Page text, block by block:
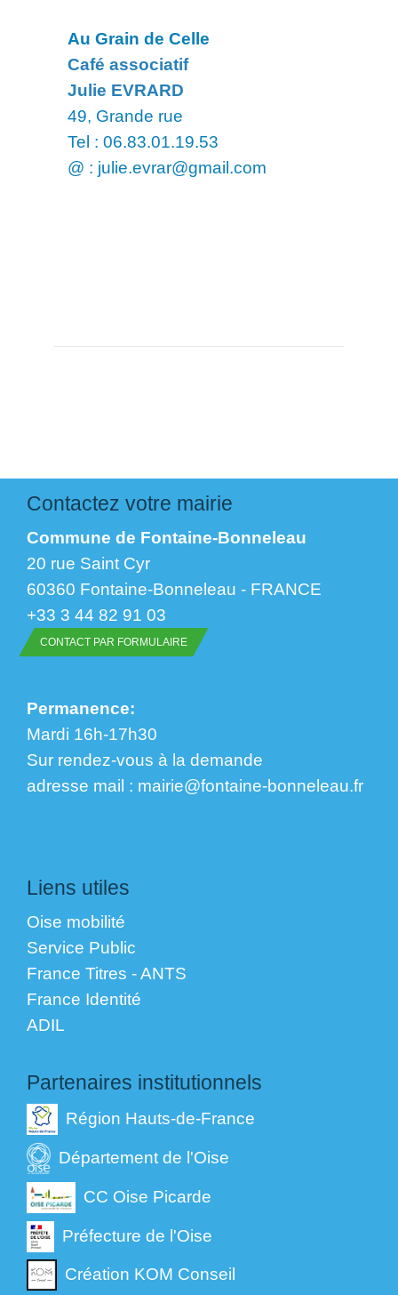
Au Grain de Celle
Café associatif
Julie EVRARD
49, Grande rue
Tel : 06.83.01.19.53
@ : julie.evrar@gmail.com
Contactez votre mairie
Commune de Fontaine-Bonneleau
20 rue Saint Cyr
60360 Fontaine-Bonneleau - FRANCE
+33 3 44 82 91 03
CONTACT PAR FORMULAIRE
Permanence:
Mardi 16h-17h30
Sur rendez-vous à la demande
​​​​​​​adresse mail : mairie@fontaine-bonneleau.fr
Liens utiles
Oise mobilité
Service Public
France Titres - ANTS
France Identité
ADIL
Partenaires institutionnels
Région Hauts-de-France
Département de l'Oise
CC Oise Picarde
Préfecture de l'Oise
Création KOM Conseil